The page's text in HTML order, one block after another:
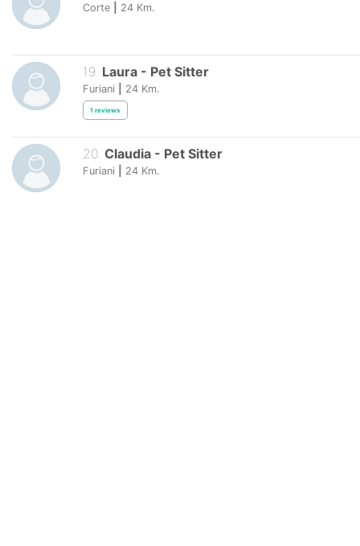
Corte 24 Km.
19. Laura - Pet Sitter
Furiani 24 Km.
1 reviews
20. Claudia - Pet Sitter
Furiani 24 Km.